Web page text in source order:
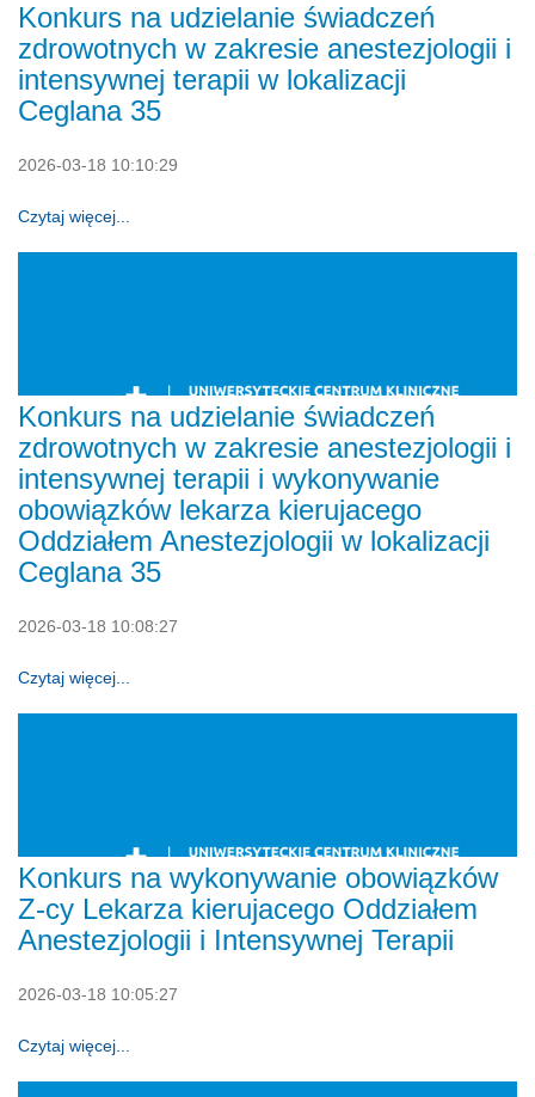
Konkurs na udzielanie świadczeń
zdrowotnych w zakresie anestezjologii i
intensywnej terapii w lokalizacji
Ceglana 35
2026-03-18 10:10:29
Czytaj więcej...
Konkurs na udzielanie świadczeń
zdrowotnych w zakresie anestezjologii i
intensywnej terapii i wykonywanie
obowiązków lekarza kierujacego
Oddziałem Anestezjologii w lokalizacji
Ceglana 35
2026-03-18 10:08:27
Czytaj więcej...
Konkurs na wykonywanie obowiązków
Z-cy Lekarza kierujacego Oddziałem
Anestezjologii i Intensywnej Terapii
2026-03-18 10:05:27
Czytaj więcej...